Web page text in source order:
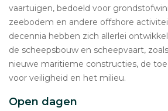
vaartuigen, bedoeld voor
zeebodem en andere offshore
decennia hebben zich allerlei
de scheepsbouw en scheepvaart,
nieuwe maritieme constructies, de
voor veiligheid en het milieu.
Open dagen